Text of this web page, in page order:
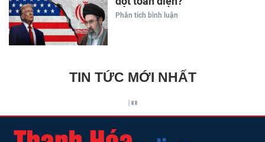
Phân tích bình luận
TIN TỨC MỚI NHẤT